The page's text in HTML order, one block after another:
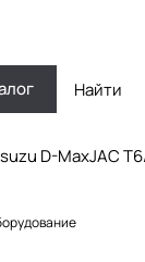
D-MaxJAC